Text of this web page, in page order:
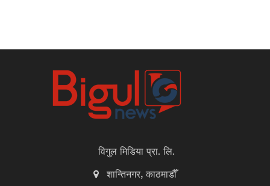
विगुल मिडिया प्रा. लि.
शान्तिनगर, काठमाडौँ